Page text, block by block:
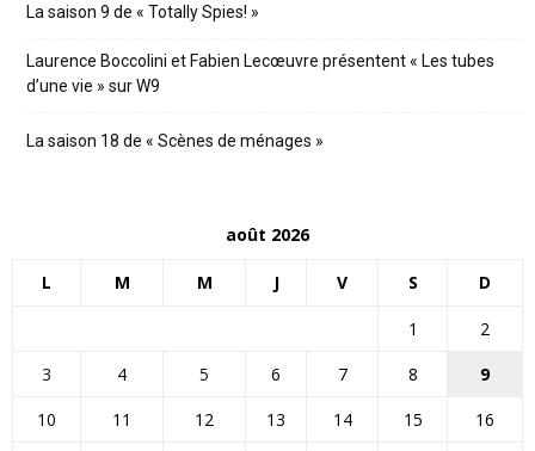
La saison 9 de « Totally Spies! »
Laurence Boccolini et Fabien Lecœuvre présentent « Les tubes
d’une vie » sur W9
La saison 18 de « Scènes de ménages »
août 2026
L M M J V S D
1
2
3
4 5 6 7 8
9
10
11 12 13 14 15
16